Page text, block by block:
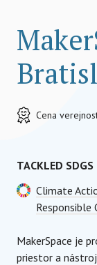
Cena
TACKLED SDGS
Climate
Responsible
MakerSpace je
priestor a